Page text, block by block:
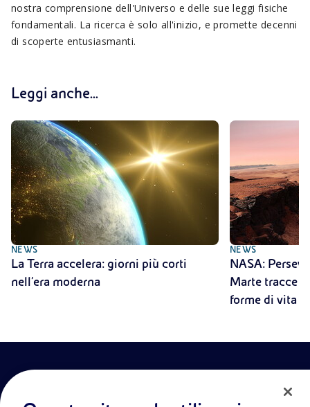
nostra comprensione dell'Universo e delle sue leggi fisiche
fondamentali. La ricerca è solo all'inizio, e promette decenni
di scoperte entusiasmanti.
Leggi anche...
NEWS
La Terra accelera: giorni più corti
nell'era moderna
NEWS
NASA:
Marte tracce
forme di vita